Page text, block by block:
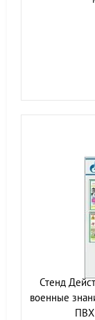
Стенд
военные